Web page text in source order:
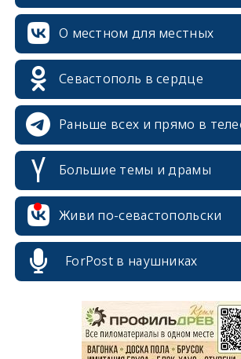
О местном для местных
Севастополь в сердце
Раньше всех и прямо в
Большие темы и драмы
Живи по-севастопольски
ForPost в наушниках